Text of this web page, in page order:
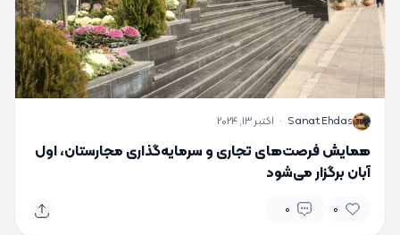
S
Sanat Ehdas
· اکتبر 13, 2024
همایش فرصت‌های تجاری و سرمایه‌گذاری مجارستان، اول
آبان برگزار می‌شود
0
0